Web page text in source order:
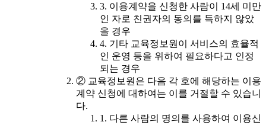
3. 이용계약을 신청한 사람이 14세 미만
인 자로 친권자의 동의를 득하지 않았
을 경우
4. 기타 교육정보원이 서비스의 효율적
인 운영 등을 위하여 필요하다고 인정
되는 경우
② 교육정보원은 다음 각 호에 해당하는 이용
계약 신청에 대하여는 이를 거절할 수 있습니
다.
1. 다른 사람의 명의를 사용하여 이용신